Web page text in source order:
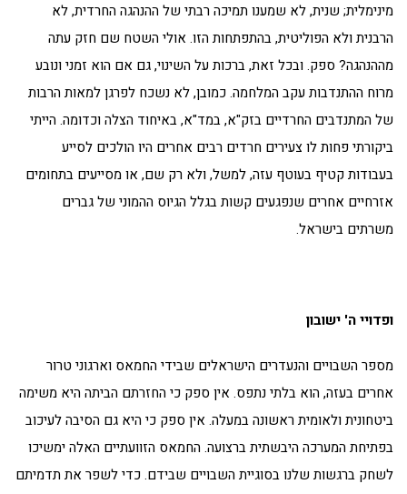
מינימלית; שנית, לא שמענו תמיכה רבתי של ההנהגה החרדית, לא
הרבנית ולא הפוליטית, בהתפתחות הזו. אולי השטח שם חזק עתה
מההנהגה? ספק. ובכל זאת, ברכות על השינוי, גם אם הוא זמני ונובע
מרוח ההתנדבות עקב המלחמה. כמובן, לא נשכח לפרגן למאות הרבות
של המתנדבים החרדיים בזק"א, במד"א, באיחוד הצלה וכדומה. הייתי
ביקורתי פחות לו צעירים חרדים רבים אחרים היו הולכים לסייע
בעבודות קטיף בעוטף עזה, למשל, ולא רק שם, או מסייעים בתחומים
אזרחיים אחרים שנפגעים קשות בגלל הגיוס ההמוני של גברים
משרתים בישראל.
ופדויי ה' ישובון
מספר השבויים והנעדרים הישראלים שבידי החמאס וארגוני טרור
אחרים בעזה, הוא בלתי נתפס. אין ספק כי החזרתם הביתה היא משימה
ביטחונית ולאומית ראשונה במעלה. אין ספק כי היא גם הסיבה לעיכוב
בפתיחת המערכה היבשתית ברצועה. החמאס הזוועתיים האלה ימשיכו
לשחק ברגשות שלנו בסוגיית השבויים שבידם. כדי לשפר את תדמיתם